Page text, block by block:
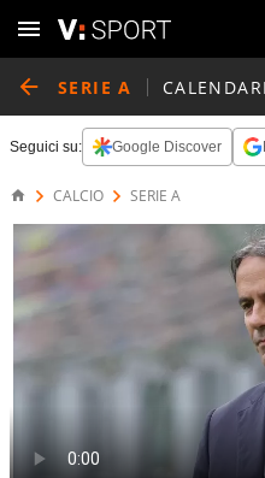
SERIE A
Seguici su: Google Discover
CALCIO SERIE A